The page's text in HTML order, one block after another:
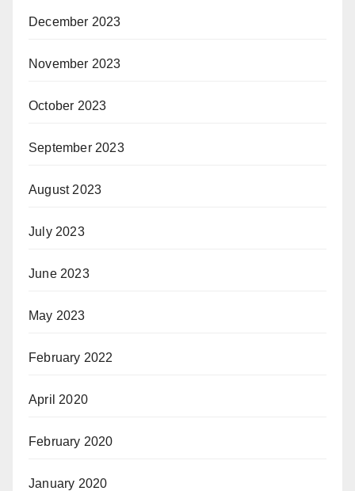
December 2023
November 2023
October 2023
September 2023
August 2023
July 2023
June 2023
May 2023
February 2022
April 2020
February 2020
January 2020